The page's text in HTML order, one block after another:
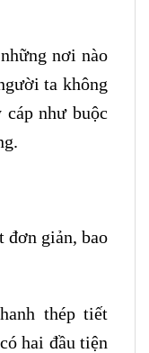
nơi nào
ta không
cáp như buộc
đơn giản, bao
thép tiết
hai đầu tiện